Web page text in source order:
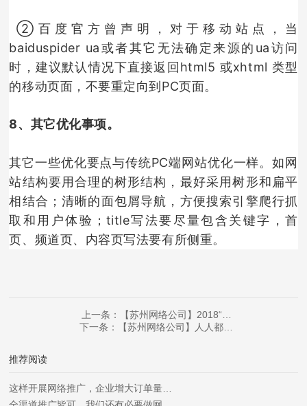
②百度官方曾声明，对于移动站点，当
baiduspider ua或者其它无法确定来源的ua访问
时，建议默认情况下直接返回html5 或xhtml 类型
的移动页面，不要重定向到PC页面。
8、其它优化事项。
其它一些优化要点与传统PC端网站优化一样。如网
站结构要用合理的树形结构，最好采用树形和扁平
相结合；清晰的面包屑导航，方便搜索引擎爬行抓
取和用户体验；title写法要尽量包含关键字，首
页、频道页、内容页写法要有所侧重。
上一条：【苏州网络公司】2018“…
下一条：【苏州网络公司】人人都…
推荐阅读
这样开展网络推广，企业增大订单量…